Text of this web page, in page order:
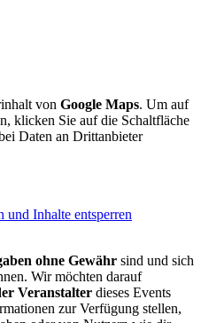
von Google Maps. Um auf
klicken Sie auf die Schaltfläche
Daten an Drittanbieter
und Inhalte entsperren
ohne Gewähr sind und sich
Wir möchten darauf
Veranstalter dieses Events
zur Verfügung stellen,